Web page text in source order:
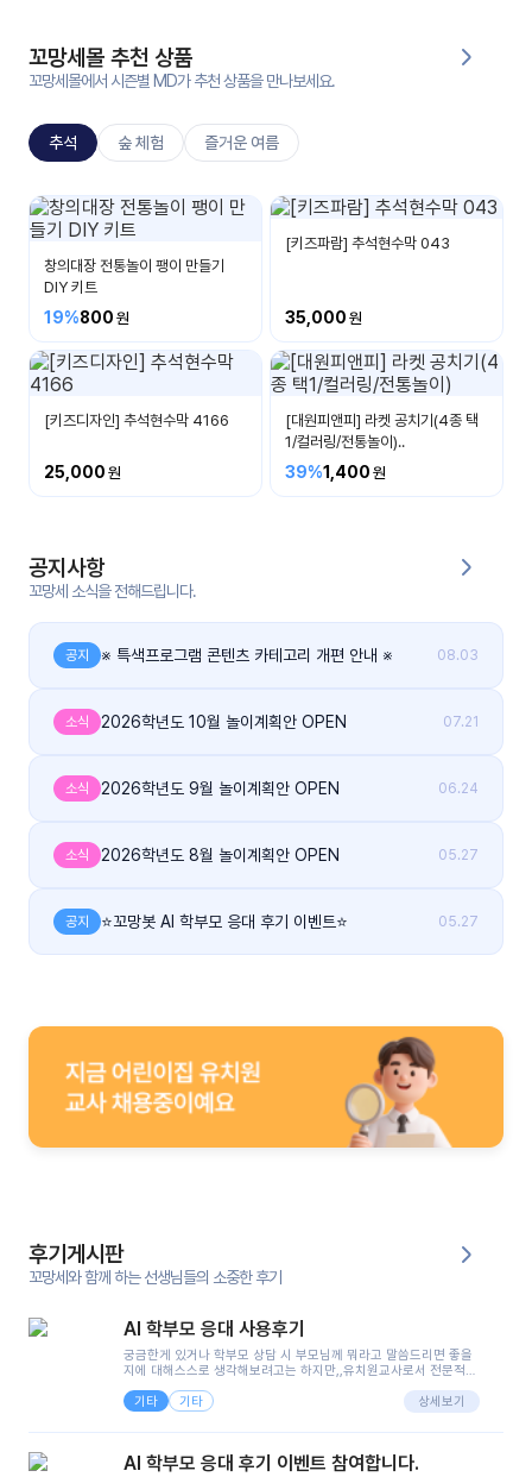
생
교
온라
인 강
의
강의
강의
및
세미
나
수강
강의
자료
커
니
공지
사항
트
우리
기
판
인스
타그
유튜
그
꼬망세몰 추천 상품
꼬망세몰에서 시즌별 MD가 추천 상품을 만나보세요.
추석 숲 체험 즐거운 여름
추석
추석명절에 대해 알아봐요
창의대장 전통놀이 팽이 만들기
DIY 키트
19%800
[키즈파람] 추석현수막 043
35,000
[키즈디자인] 추석현수막 4166
25,000
[대원피앤피] 라켓 공치기(4종 택
1/컬러링/전통놀이)..
39%1,400
공지사항
꼬망세 소식을 전해드립니다.
공지 ※ 특색프로그램 콘텐츠 카테고리 개편 안내 ※ 08.03
소식 2026학년도 10월 놀이계획안 OPEN 07.21
소식 2026학년도 9월 놀이계획안 OPEN 06.24
소식 2026학년도 8월 놀이계획안 OPEN 05.27
공지 ⭐꼬망봇 AI 학부모 응대 후기 이벤트⭐ 05.27
후기게시판
꼬망세와 함께 하는 선생님들의 소중한 후기
AI 학부모 응대 사용후기
궁금한게 있거나 학부모 상담 시 부모님께 뭐라고 말씀드리면 좋을
지에 대해스스로 생각해보려고는 하지만,,유치원교사로서 전문적인
려니 어려울때가...^^(저만 그런거 아니죠 ㅜㅜ)꼬망봇의 장점은 지
피티나 제미나이는 몇세이고 여자인지 남자인지 등그래도 좀 기본
정보를 제공하면서 물어봐야할 때가 있어그때마다 정보를 입력하는
으셔서 고민이 됐는데ai 학부모 응대를 써볼 수 있어서 좋았어요!앞
기타 기타 상세보기
AI 학부모 응대 후기 이벤트 참여합니다.